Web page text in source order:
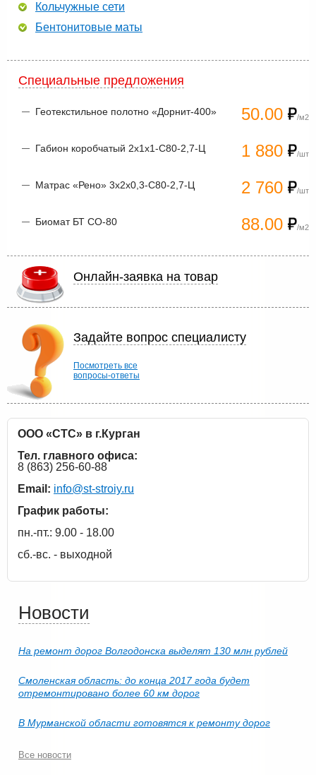
Кольчужные сети
Бентонитовые маты
Специальные предложения
50.00 /м2
Геотекстильное полотно «Дорнит-400»
1 880 /шт
Габион коробчатый 2х1х1-С80-2,7-Ц
2 760 /шт
Матрас «Рено» 3х2х0,3-С80-2,7-Ц
88.00 /м2
Биомат БТ СО-80
Онлайн-заявка на товар
Задайте вопрос специалисту
Посмотреть все
вопросы-ответы
ООО «СТС» в г.Курган
Тел. главного офиса:
8 (863) 256-60-88
Email: info@st-stroiy.ru
График работы:
пн.-пт.: 9.00 - 18.00
сб.-вс. - выходной
Новости
На ремонт дорог Волгодонска выделят 130 млн рублей
Смоленская область: до конца 2017 года будет
отремонтировано более 60 км дорог
В Мурманской области готовятся к ремонту дорог
Все новости